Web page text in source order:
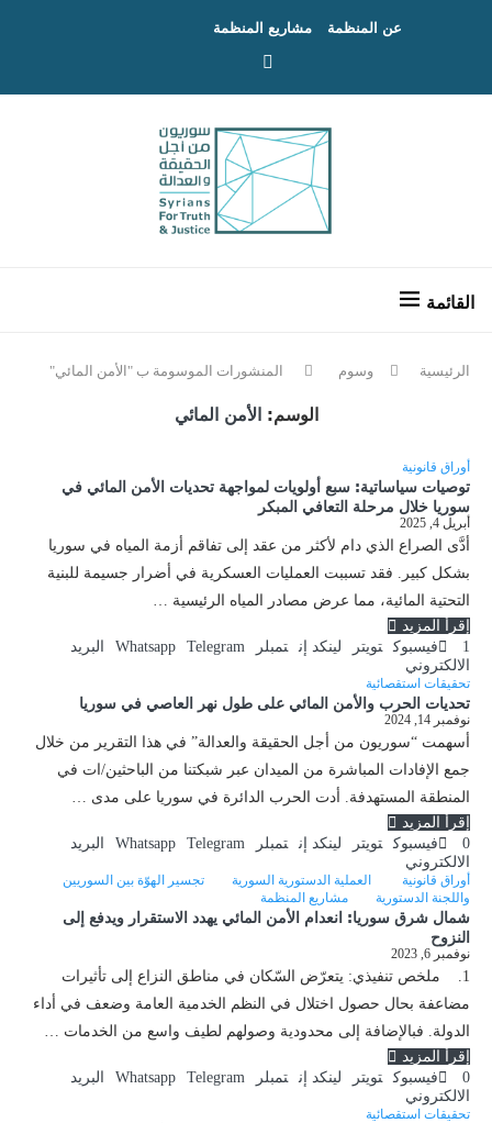
عن المنظمة مشاريع المنظمة
الرئيسية وسوم المنشورات الموسومة ب "الأمن المائي"
الوسم:الأمن المائي
أوراق قانونية
توصيات سياساتية: سبع أولويات لمواجهة تحديات الأمن المائي في
سوريا خلال مرحلة التعافي المبكر
أبريل 4, 2025
أدَّى الصراع الذي دام لأكثر من عقد إلى تفاقم أزمة المياه في سوريا
بشكل كبير. فقد تسببت العمليات العسكرية في أضرار جسيمة للبنية
التحتية المائية، مما عرض مصادر المياه الرئيسية …
إقرأ المزيد
1
فيسبوك تويتر لينكد إن تمبلر Whatsapp Telegram
البريد
الالكتروني
تحقيقات استقصائية
تحديات الحرب والأمن المائي على طول نهر العاصي في سوريا
نوفمبر 14, 2024
أسهمت “سوريون من أجل الحقيقة والعدالة” في هذا التقرير من خلال
جمع الإفادات المباشرة من الميدان عبر شبكتنا من الباحثين/ات في
المنطقة المستهدفة. أدت الحرب الدائرة في سوريا على مدى …
إقرأ المزيد
0
فيسبوك تويتر لينكد إن تمبلر Whatsapp Telegram
البريد
الالكتروني
أوراق قانونية العملية الدستورية السورية
تجسير الهوّة بين السوريين
واللجنة الدستورية
مشاريع المنظمة
شمال شرق سوريا: انعدام الأمن المائي يهدد الاستقرار ويدفع إلى
النزوح
نوفمبر 6, 2023
1. ملخص تنفيذي: يتعرّض السّكان في مناطق النزاع إلى تأثيرات
مضاعفة بحال حصول اختلال في النظم الخدمية العامة وضعف في أداء
الدولة. فبالإضافة إلى محدودية وصولهم لطيف واسع من الخدمات …
إقرأ المزيد
0
فيسبوك تويتر لينكد إن تمبلر Whatsapp Telegram
البريد
الالكتروني
تحقيقات استقصائية